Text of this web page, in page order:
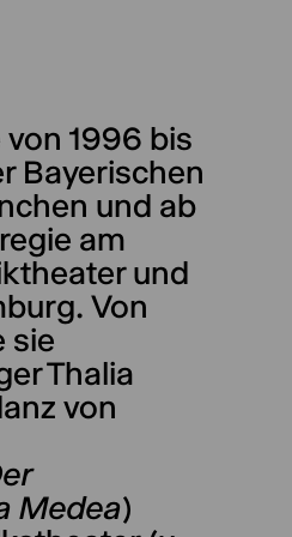
1996 bis
Bayerischen
und ab
am
und
Von
sie
Thalia
von
Medea)